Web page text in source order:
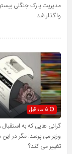
مدیریت پارک جنگلی
واگذار شد
گرانی هایی که به
وزیر می پرسد: مگر در
تغییر می کند؟